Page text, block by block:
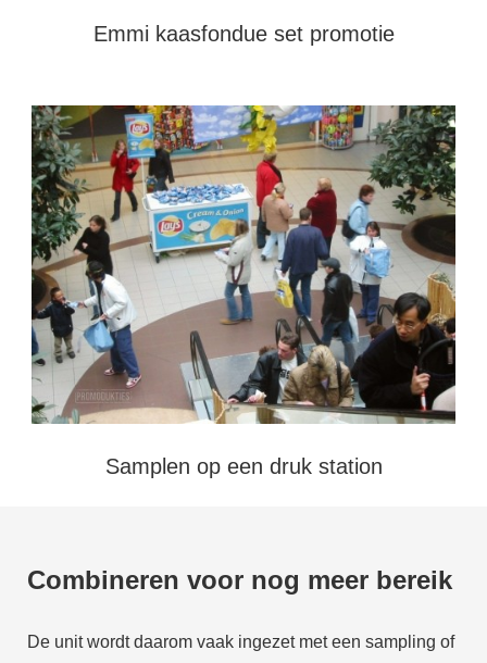
Emmi kaasfondue set promotie
Samplen op een druk station
Combineren voor nog meer bereik
De unit wordt daarom vaak ingezet met een sampling of